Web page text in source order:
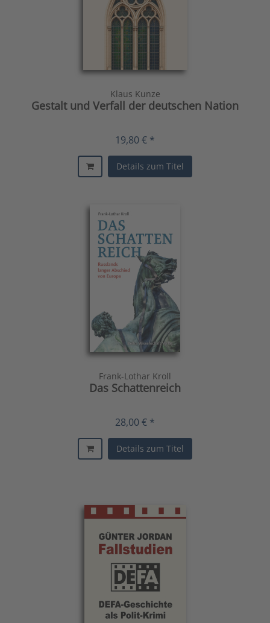
Klaus Kunze
Gestalt und Verfall der deutschen Nation
19,80 € *
Details zum Titel
Frank-Lothar Kroll
Das Schattenreich
28,00 € *
Details zum Titel